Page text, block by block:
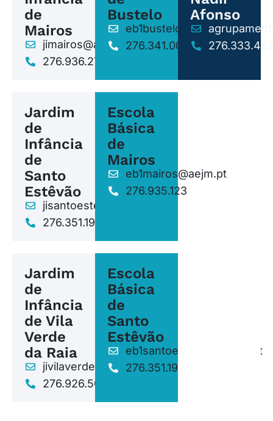
de
Mairos
jimairos@aejm.pt
276.936.278
Bustelo
eb1bustelo@aejm.pt
276.341.006
Afonso
Jardim
de
Infância
de
Santo
Estêvão
jisantoestevao@aejm.pt
276.351.193
Escola
Básica
de
Mairos
eb1mairos@aejm.pt
276.935.123
Jardim
de
Infância
de Vila
Verde
da Raia
jivilaverderaia@aejm.pt
276.926.507
Escola
Básica
de
Santo
Estêvão
eb1santoestevao@aejm.pt
276.351.196